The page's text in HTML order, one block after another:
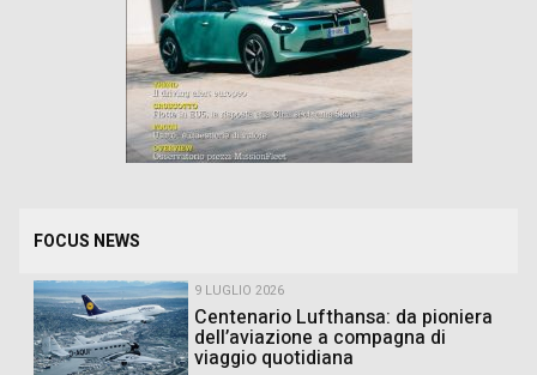
FOCUS NEWS
9 LUGLIO 2026
Centenario Lufthansa: da pioniera
dell’aviazione a compagna di
viaggio quotidiana